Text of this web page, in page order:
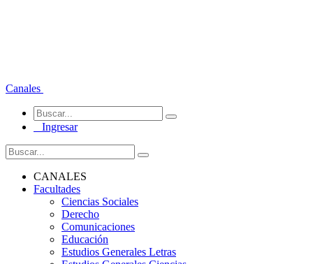
Canales
Ingresar
CANALES
Facultades
Ciencias Sociales
Derecho
Comunicaciones
Educación
Estudios Generales Letras